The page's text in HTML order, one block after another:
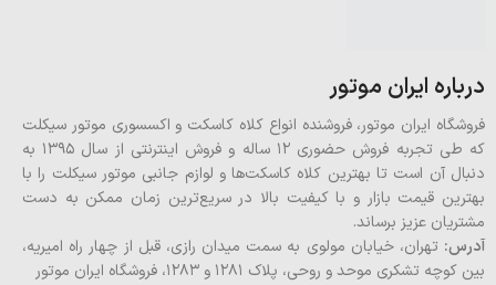
درباره ایران موتور
فروشگاه ایران موتور، فروشنده انواع کلاه کاسکت و اکسسوری موتور سیکلت
که طی تجربه فروش حضوری 12 ساله و فروش اینترنتی از سال 1395 به
دنبال آن است تا بهترین کلاه کاسکت‌ها و لوازم جانبی موتور سیکلت را با
بهترین قیمت بازار و با کیفیت بالا در سریع‌ترین زمان ممکن به دست
مشتریان عزیز برساند.
آدرس: تهران، خیابان مولوی به سمت میدان رازی، قبل از چهار راه امیریه،
بین کوچه تشکری موحد و روحی، پلاک ۱۲۸۱ و ۱۲۸۳، فروشگاه ایران موتور